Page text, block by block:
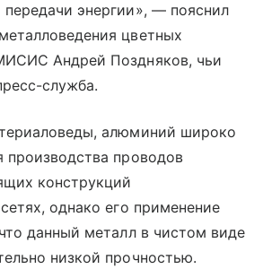
энергии», — пояснил
цветных
Андрей Поздняков, чьи
служба.
алюминий широко
производства проводов
конструкций
однако его применение
данный металл в чистом виде
низкой прочностью.